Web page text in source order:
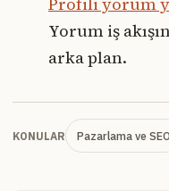
Yorum iş
arka plan.
KONULAR Pazarlama ve SEO